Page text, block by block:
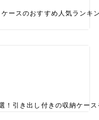
ースのおすすめ人気ラン
引き出し付きの収納ケー